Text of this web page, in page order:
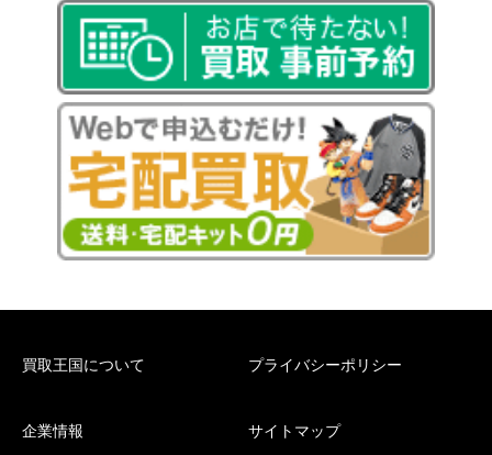
買取王国について プライバシーポリシー
企業情報 サイトマップ